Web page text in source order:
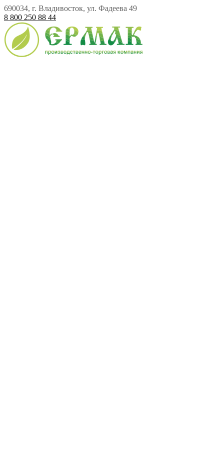
690034, г. Владивосток, ул. Фадеева 49
8 800 250 88 44